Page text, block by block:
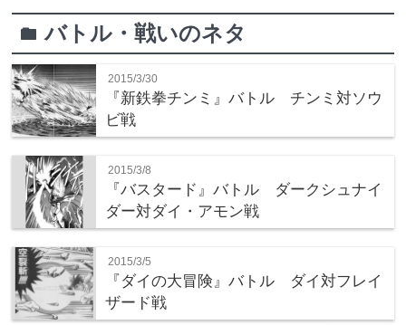
folderバトル・戦いのネタ
2015/3/30
『新鉄拳チンミ』バトル チンミ対ソウ
ビ戦
2015/3/8
『バスタード』バトル ダークシュナイ
ダー対ダイ・アモン戦
2015/3/5
『ダイの大冒険』バトル ダイ対フレイ
ザード戦